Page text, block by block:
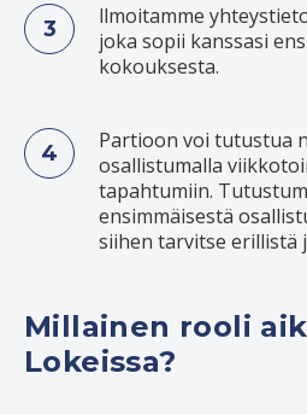
llmoitamme
joka sopii kanssasi
kokouksesta.
Partioon voi tutustua
osallistumalla
tapahtumiin.
ensimmäisestä
siihen tarvitse erillistä
Millainen rooli
Lokeissa?